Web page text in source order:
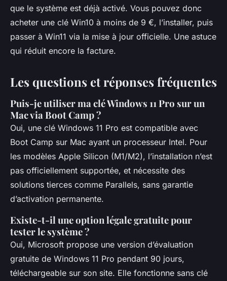
que le système est déjà activé. Vous pouvez donc
acheter une clé Win10 à moins de 9 €, l’installer, puis
passer à Win11 via la mise à jour officielle. Une astuce
qui réduit encore la facture.
Les questions et réponses fréquentes
Puis-je utiliser ma clé Windows 11 Pro sur un
Mac via Boot Camp ?
Oui, une clé Windows 11 Pro est compatible avec
Boot Camp sur Mac ayant un processeur Intel. Pour
les modèles Apple Silicon (M1/M2), l’installation n’est
pas officiellement supportée, et nécessite des
solutions tierces comme Parallels, sans garantie
d’activation permanente.
Existe-t-il une option légale gratuite pour
tester le système ?
Oui, Microsoft propose une version d’évaluation
gratuite de Windows 11 Pro pendant 90 jours,
téléchargeable sur son site. Elle fonctionne sans clé